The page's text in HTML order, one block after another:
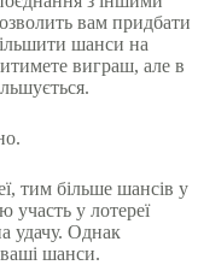
вам придбати
шанси на
виграш, але в
тим більше шансів у
участь у лотереї
удачу. Однак
шанси.